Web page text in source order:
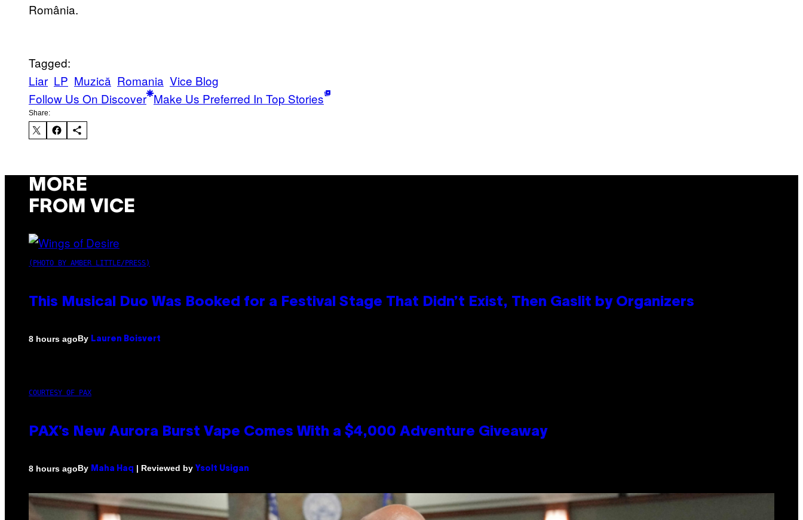
România.
Tagged:
Liar LP Muzică Romania Vice Blog
Follow Us On Discover Make Us Preferred In Top Stories
Share:
MORE
FROM VICE
(PHOTO BY AMBER LITTLE/PRESS)
This Musical Duo Was Booked for a Festival Stage That Didn’t Exist, Then Gaslit by Organizers
8 hours agoBy Lauren Boisvert
COURTESY OF PAX
PAX’s New Aurora Burst Vape Comes With a $4,000 Adventure Giveaway
8 hours agoBy Maha Haq | Reviewed by Ysolt Usigan